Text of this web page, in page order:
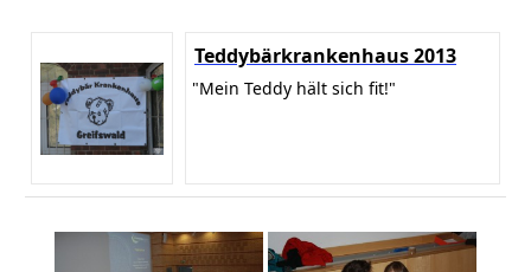
Teddybärkrankenhaus 2013
"Mein Teddy hält sich fit!"